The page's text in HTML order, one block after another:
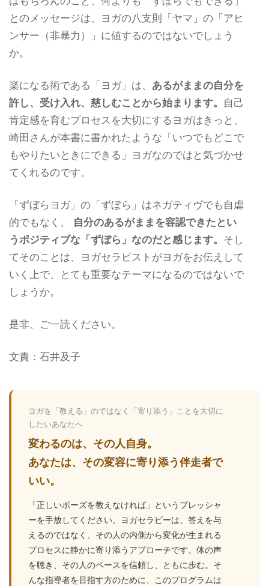
とのメッセージは、ヨガの八支則「ヤマ」の「アヒ
ンサー（非暴力）」に値するのではないでしょう
か。
楽になる術である「ヨガ」は、 あるがままの自分を
許し、受け入れ、慈しむことから始まります。
自己
肯定感を育むプロセスを大切にするヨガはきっと、
崎田さんが本書に書かれたような「いつでもどこで
もやりたいときにできる」ヨガなのではと気づかせ
てくれるのです。
「ずぼらヨガ」の「ずぼら」はネガティヴでも自虐
的でもなく、
自分のあるがままを容認できたとい
うポジティブな「ずぼら」なのだと感じます。 そし
てそのことは、ヨガセラピストがヨガをお伝えして
いく上で、とても重要なテーマになるのではないで
しょうか。
是非、ご一読ください。
文責：石井及子
ヨガを「教える」のではなく「寄り添う」ことを大切に
したいあなたへ
変わるのは、その人自身。
あなたは、その変容に寄り添う伴走者で
いい。
「正しいポーズを教えなければ」というプレッシャ
ーを手放してください。ヨガセラピーは、答えを与
えるのではなく、その人の内側から変化が生まれる
プロセスに静かに寄り添うアプローチです。体の声
を聴き、その人のペースを信頼し、ともに歩む。そ
んな指導者を目指す方のために、このプログラムは